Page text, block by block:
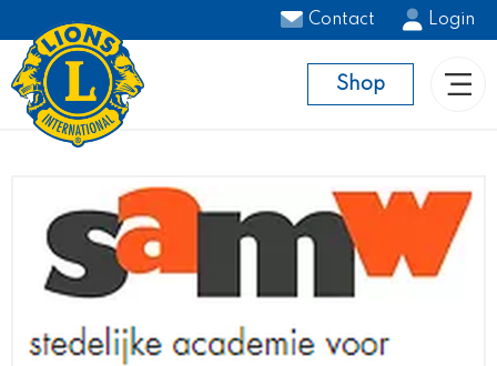
Contact Login
Shop